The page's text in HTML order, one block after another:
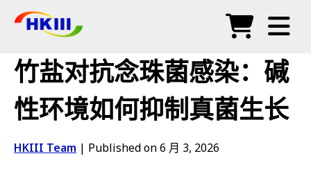
常见问题
博客
授权代理
竹盐对抗念珠菌感染：碱
性环境如何抑制真菌生长
HKIII Team | Published on 6 月 3, 2026